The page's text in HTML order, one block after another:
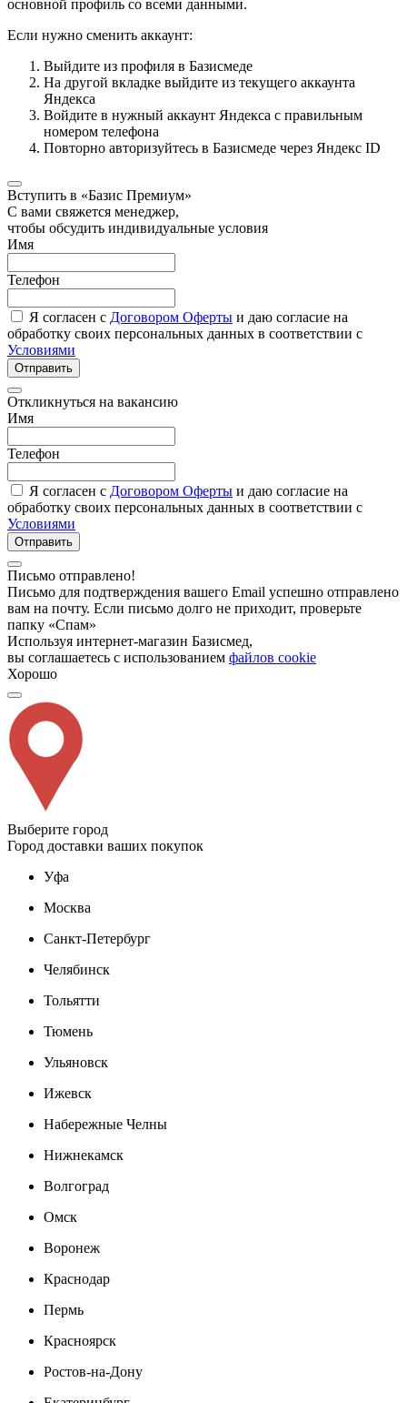
основной профиль со всеми данными.
Если нужно сменить аккаунт:
Выйдите из профиля в Базисмеде
На другой вкладке выйдите из текущего аккаунта
Яндекса
Войдите в нужный аккаунт Яндекса с правильным
номером телефона
Повторно авторизуйтесь в Базисмеде через Яндекс ID
Вступить в «Базис Премиум»
С вами свяжется менеджер,
чтобы обсудить индивидуальные условия
Имя
Телефон
Я согласен с Договором Оферты и даю согласие на
обработку своих персональных данных в соответствии с
Условиями
Отправить
Откликнуться на вакансию
Имя
Телефон
Я согласен с Договором Оферты и даю согласие на
обработку своих персональных данных в соответствии с
Условиями
Отправить
Письмо отправлено!
Письмо для подтверждения вашего Email успешно отправлено
вам на почту. Если письмо долго не приходит, проверьте
папку «Спам»
Используя интернет-магазин Базисмед,
вы соглашаетесь с использованием файлов cookie
Хорошо
Выберите город
Город доставки ваших покупок
Уфа
Москва
Санкт-Петербург
Челябинск
Тольятти
Тюмень
Ульяновск
Ижевск
Набережные Челны
Нижнекамск
Волгоград
Омск
Воронеж
Краснодар
Пермь
Красноярск
Ростов-на-Дону